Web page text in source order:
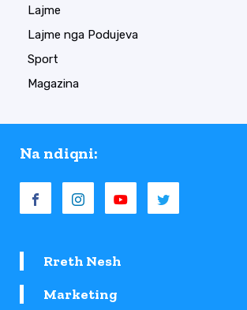
Lajme
Lajme nga Podujeva
Sport
Magazina
Na ndiqni:
Rreth Nesh
Marketing